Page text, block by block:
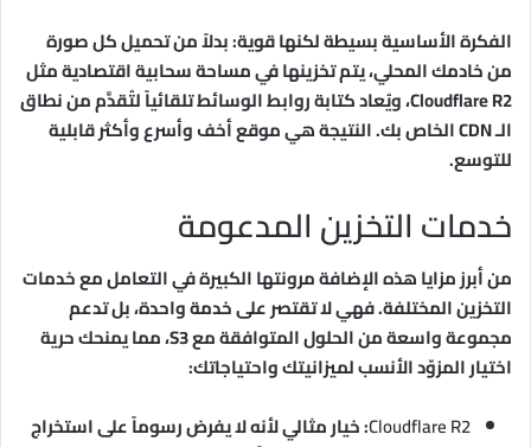
الفكرة الأساسية بسيطة لكنها قوية: بدلاً من تحميل كل صورة
من خادمك المحلي، يتم تخزينها في مساحة سحابية اقتصادية مثل
Cloudflare R2، ويُعاد كتابة روابط الوسائط تلقائياً لتُقدَّم من نطاق
الـ CDN الخاص بك. النتيجة هي موقع أخف وأسرع وأكثر قابلية
للتوسع.
خدمات التخزين المدعومة
من أبرز مزايا هذه الإضافة مرونتها الكبيرة في التعامل مع خدمات
التخزين المختلفة. فهي لا تقتصر على خدمة واحدة، بل تدعم
مجموعة واسعة من الحلول المتوافقة مع S3، مما يمنحك حرية
اختيار المزوّد الأنسب لميزانيتك واحتياجاتك:
Cloudflare R2: خيار مثالي لأنه لا يفرض رسوماً على استخراج